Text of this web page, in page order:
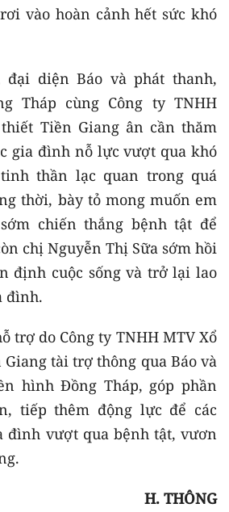
vào hoàn cảnh hết sức khó
đại diện Báo và phát thanh,
Tháp cùng Công ty TNHH
Tiền Giang ân cần thăm
gia đình nỗ lực vượt qua khó
thần lạc quan trong quá
thời, bày tỏ mong muốn em
chiến thắng bệnh tật để
chị Nguyễn Thị Sữa sớm hồi
định cuộc sống và trở lại lao
đình.
trợ do Công ty TNHH MTV Xổ
tài trợ thông qua Báo và
hình Đồng Tháp, góp phần
tiếp thêm động lực để các
đình vượt qua bệnh tật, vươn
H. THÔNG